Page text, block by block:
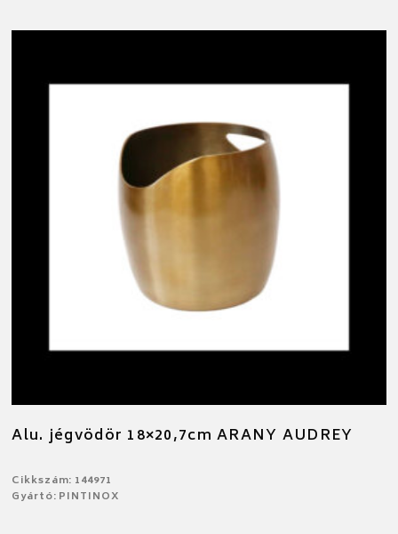
Alu. jégvödör 18×20,7cm ARANY AUDREY
Cikkszám: 144971
Gyártó: PINTINOX